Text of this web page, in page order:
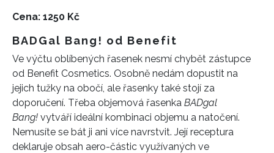
Cena: 1250 Kč
BADGal Bang! od Benefit
Ve výčtu oblíbených řasenek nesmí chybět zástupce
od Benefit Cosmetics. Osobně nedám dopustit na
jejich tužky na obočí, ale řasenky také stojí za
doporučení. Třeba objemová řasenka BADgal
Bang! vytváří ideální kombinaci objemu a natočení.
Nemusíte se bát ji ani více navrstvit. Její receptura
deklaruje obsah aero-částic využívaných ve